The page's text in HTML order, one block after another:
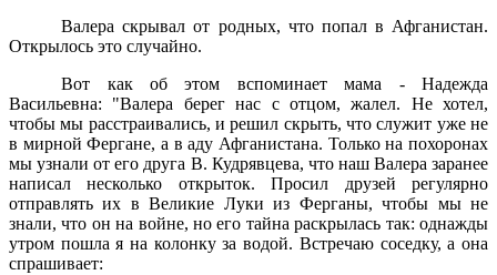
Валера скрывал от родных, что попал в Афганистан.
Открылось это случайно.
Вот как об этом вспоминает мама - Надежда
Васильевна: "Валера берег нас с отцом, жалел. Не хотел,
чтобы мы расстраивались, и решил скрыть, что служит уже не
в мирной Фергане, а в аду Афганистана. Только на похоронах
мы узнали от его друга В. Кудрявцева, что наш Валера заранее
написал несколько открыток. Просил друзей регулярно
отправлять их в Великие Луки из Ферганы, чтобы мы не
знали, что он на войне, но его тайна раскрылась так: однажды
утром пошла я на колонку за водой. Встречаю соседку, а она
спрашивает: